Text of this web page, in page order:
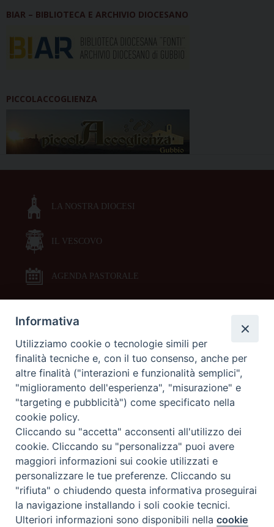
BIAR – BIBLIOTECA E ARCHIVIO DIOCESANO
PICCOLACCOGLIENZA
LA NOSTRA DIOCESI
IL VESCOVO
AGENDA PASTORALE
DOCUMENTI PASTORALI
ORARI MESSE
LITURGIA DELLE ORE
GALLERIE FOTOGRAFICHE
GALLERIE VIDEO
Preferenze Cookie
Informativa
Utilizziamo cookie o tecnologie simili per
finalità tecniche e, con il tuo consenso, anche per
altre finalità ("interazioni e funzionalità semplici",
"miglioramento dell'esperienza", "misurazione" e
"targeting e pubblicità") come specificato nella
cookie policy.
Cliccando su "accetta" acconsenti all'utilizzo dei
cookie. Cliccando su "personalizza" puoi avere
maggiori informazioni sui cookie utilizzati e
personalizzare le tue preferenze. Cliccando su
"rifiuta" o chiudendo questa informativa proseguirai
la navigazione installando i soli cookie tecnici.
Ulteriori informazioni sono disponibili nellacookie